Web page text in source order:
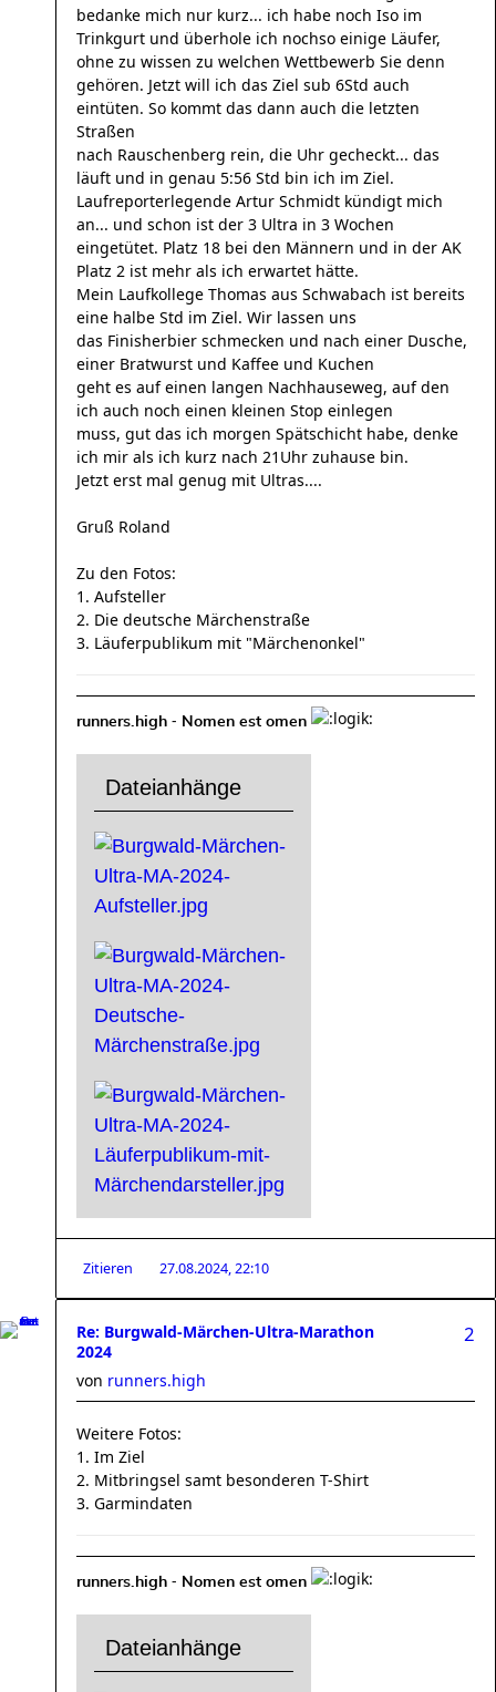
bedanke mich nur kurz... ich habe noch Iso im
Trinkgurt und überhole ich nochso einige Läufer,
ohne zu wissen zu welchen Wettbewerb Sie denn
gehören. Jetzt will ich das Ziel sub 6Std auch
eintüten. So kommt das dann auch die letzten
Straßen
nach Rauschenberg rein, die Uhr gecheckt... das
läuft und in genau 5:56 Std bin ich im Ziel.
Laufreporterlegende Artur Schmidt kündigt mich
an... und schon ist der 3 Ultra in 3 Wochen
eingetütet. Platz 18 bei den Männern und in der AK
Platz 2 ist mehr als ich erwartet hätte.
Mein Laufkollege Thomas aus Schwabach ist bereits
eine halbe Std im Ziel. Wir lassen uns
das Finisherbier schmecken und nach einer Dusche,
einer Bratwurst und Kaffee und Kuchen
geht es auf einen langen Nachhauseweg, auf den
ich auch noch einen kleinen Stop einlegen
muss, gut das ich morgen Spätschicht habe, denke
ich mir als ich kurz nach 21Uhr zuhause bin.
Jetzt erst mal genug mit Ultras....
Gruß Roland
Zu den Fotos:
1. Aufsteller
2. Die deutsche Märchenstraße
3. Läuferpublikum mit "Märchenonkel"
runners.high - Nomen est omen
Dateianhänge
Zitieren 27.08.2024, 22:10
Re: Burgwald-Märchen-Ultra-Marathon
2024
2
von runners.high
Weitere Fotos:
1. Im Ziel
2. Mitbringsel samt besonderen T-Shirt
3. Garmindaten
runners.high - Nomen est omen
Dateianhänge